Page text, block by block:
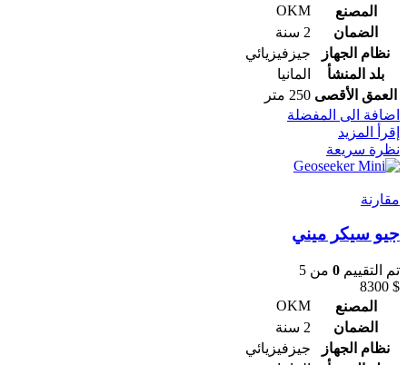
المصنع
OKM
الضمان
2 سنة
نظام الجهاز
جيزفيزيائي
بلد المنشأ
المانيا
العمق الأقصى 250 متر
اضافة الى المفضلة
إقرأ المزيد
نظرة سريعة
مقارنة
جيو سيكر ميني
تم التقييم 0 من 5
8300 $
المصنع
OKM
الضمان
2 سنة
نظام الجهاز
جيزفيزيائي